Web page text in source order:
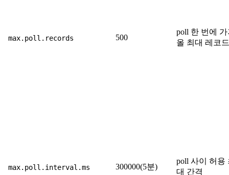
max.poll.records 500
poll 한 번에
올 최대 레코
max.poll.interval.ms 300000(5분)
poll 사이 허용
대 간격